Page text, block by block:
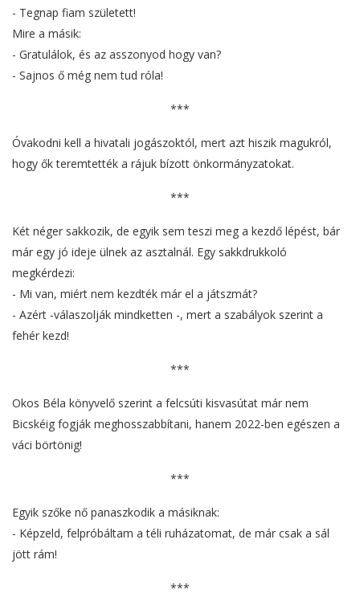
- Tegnap fiam született!
Mire a másik:
- Gratulálok, és az asszonyod hogy van?
- Sajnos ő még nem tud róla!
***
Óvakodni kell a hivatali jogászoktól, mert azt hiszik magukról,
hogy ők teremtették a rájuk bízott önkormányzatokat.
***
Két néger sakkozik, de egyik sem teszi meg a kezdő lépést, bár
már egy jó ideje ülnek az asztalnál. Egy sakkdrukkoló
megkérdezi:
- Mi van, miért nem kezdték már el a játszmát?
- Azért -válaszolják mindketten -, mert a szabályok szerint a
fehér kezd!
***
Okos Béla könyvelő szerint a felcsúti kisvasútat már nem
Bicskéig fogják meghosszabbítani, hanem 2022-ben egészen a
váci börtönig!
***
Egyik szőke nő panaszkodik a másiknak:
- Képzeld, felpróbáltam a téli ruházatomat, de már csak a sál
jött rám!
***